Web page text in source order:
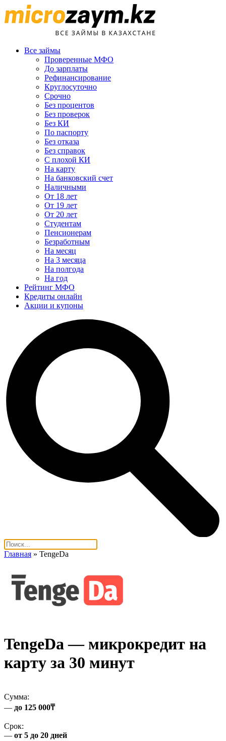
Все займы
Проверенные МФО
До зарплаты
Рефинансирование
Круглосуточно
Срочно
Без процентов
Без проверок
Без КИ
По паспорту
Без отказа
Без справок
С плохой КИ
На карту
На банковский счет
Наличными
От 18 лет
От 19 лет
От 20 лет
Студентам
Пенсионерам
Безработным
На месяц
На 3 месяца
На полгода
На год
Рейтинг МФО
Кредиты онлайн
Акции и купоны
Главная » TengeDa
TengeDa — микрокредит на
карту за 30 минут
Сумма:
— до 125 000₸
Срок:
— от 5 до 20 дней